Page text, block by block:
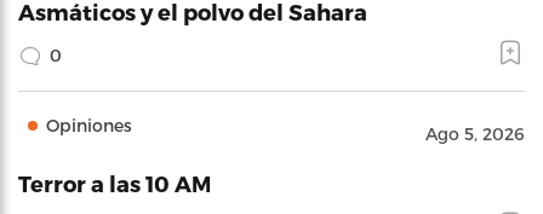
Asmáticos y el polvo del Sahara
0
Opiniones Ago 5, 2026
Terror a las 10 AM